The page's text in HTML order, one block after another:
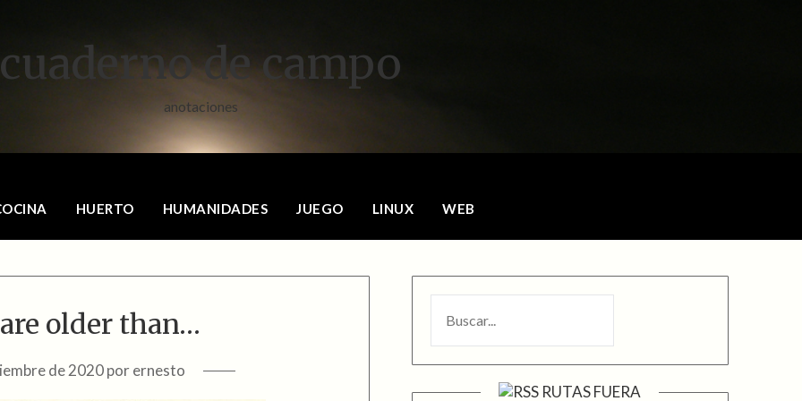
cuaderno de campo
anotaciones
HUERTO HUMANIDADES JUEGO LINUX WEB
older than…
de 2020porernesto
RUTAS FUERA